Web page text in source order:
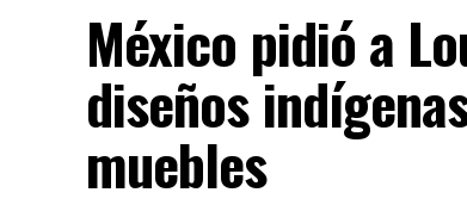
México pidió a
diseños
muebles